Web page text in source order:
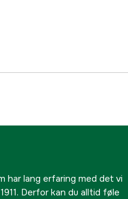
har lang erfaring med det vi
Derfor kan du alltid føle